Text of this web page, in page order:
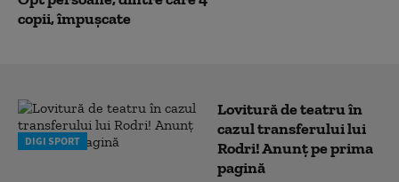
copii, împușcate
DIGI SPORT
Lovitură de teatru în
cazul transferului lui
Rodri! Anunț pe prima
pagină